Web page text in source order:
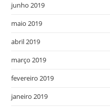
junho 2019
maio 2019
abril 2019
março 2019
fevereiro 2019
janeiro 2019